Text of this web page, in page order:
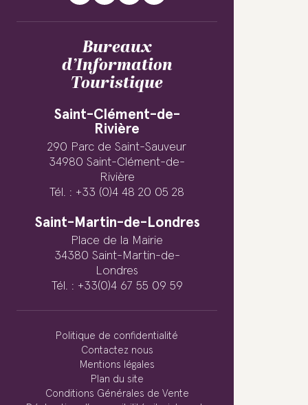
Bureaux
d’Information
Touristique
Saint-Clément-de-
Rivière
290 Parc de Saint-Sauveur
34980 Saint-Clément-de-
Rivière
Tél. : +33 (0)4 48 20 05 28
Saint-Martin-de-Londres
Place de la Mairie
34380 Saint-Martin-de-
Londres
Tél. : +33(0)4 67 55 09 59
Politique de confidentialité
Contactez nous
Mentions légales
Plan du site
Conditions Générales de Vente